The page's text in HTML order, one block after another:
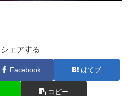
シェアする
Facebook はてブ
コピー